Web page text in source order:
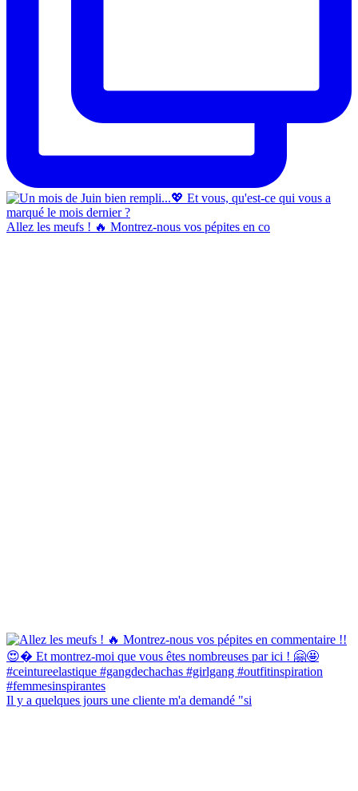
Allez les meufs ! 🔥 Montrez-nous vos pépites en co
Il y a quelques jours une cliente m'a demandé "si